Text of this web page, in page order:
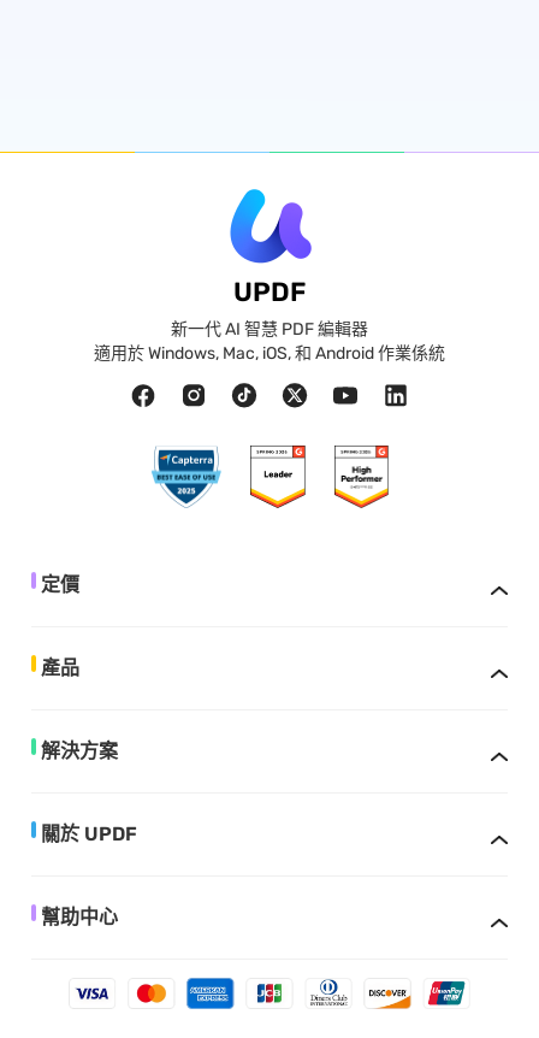
UPDF
新一代 AI 智慧 PDF 編輯器
適用於 Windows, Mac, iOS, 和 Android 作業係統
定價
產品
解決方案
關於 UPDF
幫助中心